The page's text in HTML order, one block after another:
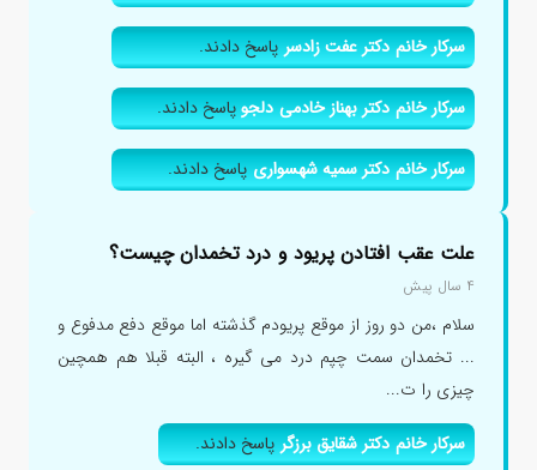
سرکار خانم دکتر عفت زادسرپاسخ دادند.
سرکار خانم دکتر بهناز خادمی دلجوپاسخ دادند.
سرکار خانم دکتر سمیه شهسواریپاسخ دادند.
علت عقب افتادن پریود و درد تخمدان چیست؟
۴ سال پیش
سلام ،من دو روز از موقع پریودم گذشته اما موقع دفع مدفوع و
... تخمدان سمت چپم درد می گیره ، البته قبلا هم همچین
چیزی را ت...
سرکار خانم دکتر شقایق برزگرپاسخ دادند.